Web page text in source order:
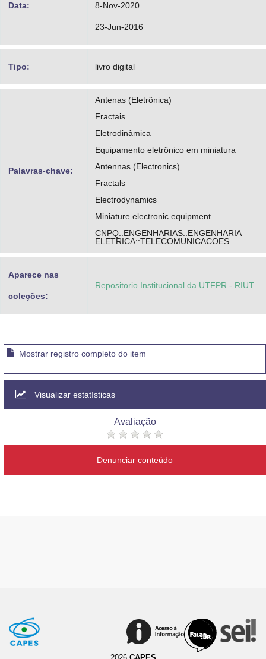
Data: 8-Nov-2020
23-Jun-2016
Tipo: livro digital
Palavras-chave:
Antenas (Eletrônica)
Fractais
Eletrodinâmica
Equipamento eletrônico em miniatura
Antennas (Electronics)
Fractals
Electrodynamics
Miniature electronic equipment
CNPQ::ENGENHARIAS::ENGENHARIA
ELETRICA::TELECOMUNICACOES
Aparece nas
coleções:
Repositorio Institucional da UTFPR - RIUT
Mostrar registro completo do item
Visualizar estatísticas
Avaliação
Denunciar conteúdo